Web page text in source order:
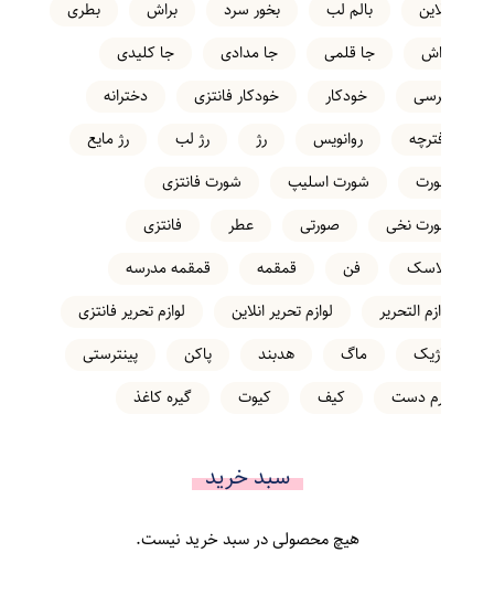
انلاین
بالم لب بخور سرد براش
بطری
تراش
جا قلمی جا مدادی
جا کلیدی
خرسی
خودکار خودکار فانتزی
دخترانه
دفترچه
روانویس رژ رژ لب
رژ مایع
شورت
شورت اسلیپ
شورت فانتزی
شورت نخی
صورتی عطر
فانتزی
فلاسک
فن قمقمه
قمقمه مدرسه
لوازم التحریر
لوازم تحریر انلاین
لوازم تحریر فانتزی
ماژیک
ماگ هدبند پاکن
پینترستی
کرم دست
کیف کیوت گیره کاغذ
سبد خرید
هیچ محصولی در سبد خرید نیست.